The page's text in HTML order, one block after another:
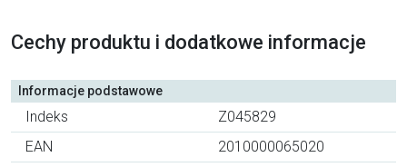
Cechy produktu i dodatkowe informacje
Informacje podstawowe
Indeks
Z045829
EAN
2010000065020